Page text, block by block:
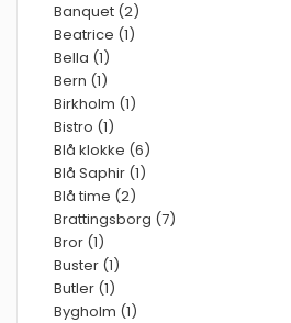
Banquet (2)
Beatrice (1)
Bella (1)
Bern (1)
Birkholm (1)
Bistro (1)
Blå klokke (6)
Blå Saphir (1)
Blå time (2)
Brattingsborg (7)
Bror (1)
Buster (1)
Butler (1)
Bygholm (1)